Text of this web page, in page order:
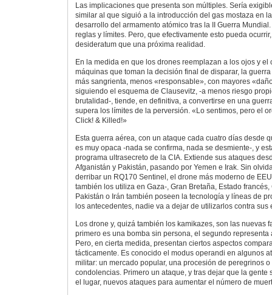
Las implicaciones que presenta son múltiples. Sería
similar al que siguió a la introducción del gas mostaza en
desarrollo del armamento atómico tras la II Guerra
reglas y límites. Pero, que efectivamente esto pueda
desideratum que una próxima realidad.
En la medida en que los drones reemplazan a los ojos y el
máquinas que toman la decisión final de disparar, la
más sangrienta, menos «responsable», con mayores
siguiendo el esquema de Clausevitz, -a menos riesgo
brutalidad-, tiende, en definitiva, a convertirse en una
supera los límites de la perversión. «Lo sentimos, pero el
Click! & Killed!»
Esta guerra aérea, con un ataque cada cuatro días desde
es muy opaca -nada se confirma, nada se desmiente-, y
programa ultrasecreto de la CIA. Extiende sus ataques
Afganistán y Pakistán, pasando por Yemen e Irak. Sin
derribar un RQ170 Sentinel, el drone más moderno de
también los utiliza en Gaza-, Gran Bretaña, Estado
Pakistán o Irán también poseen la tecnología y líneas de
los antecedentes, nadie va a dejar de utilizarlos contra sus
Los drone y, quizá también los kamikazes, son las nuevas
primero es una bomba sin persona, el segundo representa
Pero, en cierta medida, presentan ciertos aspectos
tácticamente. Es conocido el modus operandi en algunos
militar: un mercado popular, una procesión de peregrinos
condolencias. Primero un ataque, y tras dejar que la gente
el lugar, nuevos ataques para aumentar el número de